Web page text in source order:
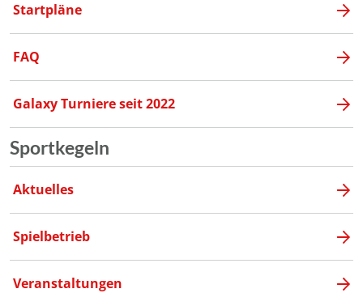
Startpläne
FAQ
Galaxy Turniere seit 2022
Sportkegeln
Aktuelles
Spielbetrieb
Veranstaltungen